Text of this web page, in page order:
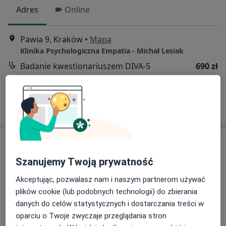
Adres Online
Pawia 9, Kraków • Mapa
Klinika Psychologiczna Empatia - Michał Lesiak
Badanie kwestionariuszem DIVA-5
690 zł
Poproś o wizytę
Bezpieczne płatności
Szanujemy Twoją prywatność
Akceptując, pozwalasz nam i naszym partnerom używać
plików cookie (lub podobnych technologii) do zbierania
danych do celów statystycznych i dostarczania treści w
oparciu o Twoje zwyczaje przeglądania stron